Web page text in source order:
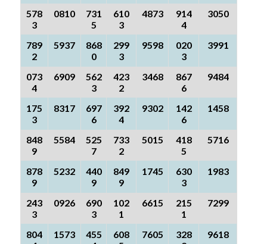
578
3
0810
731
5
610
3
4873
914
4
3050
789
2
5937
868
0
299
3
9598
020
3
3991
073
4
6909
562
3
423
2
3468
867
6
9484
175
3
8317
697
6
392
4
9302
142
6
1458
848
9
5584
525
7
733
2
5015
418
5
5716
878
9
5232
440
9
849
9
1745
630
3
1983
243
3
0926
690
3
102
1
6615
215
1
7299
804
1573
455
608
7605
328
9618